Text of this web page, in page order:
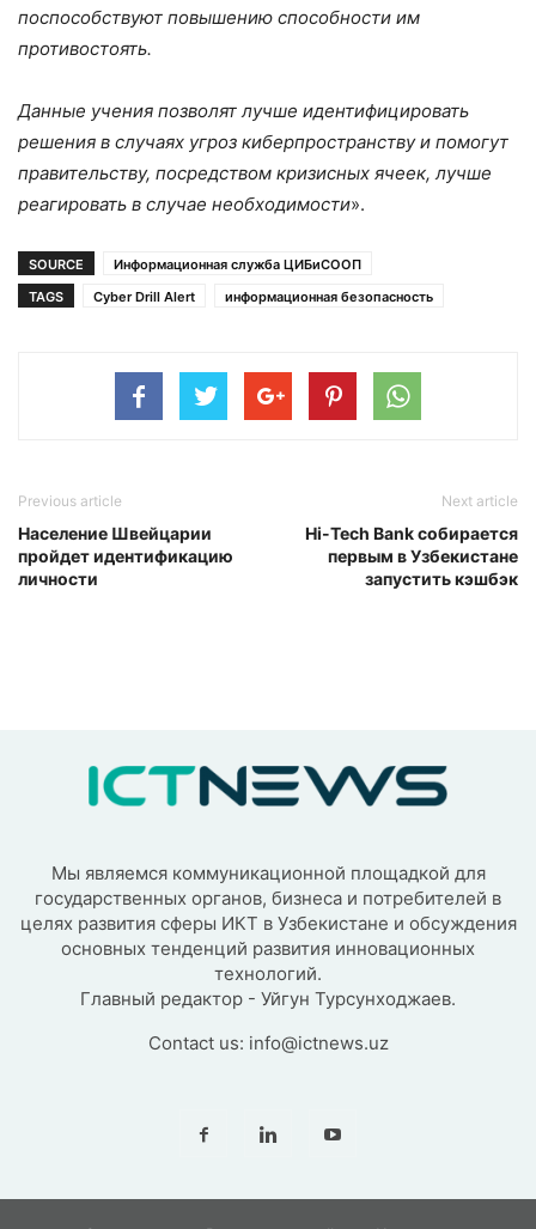
поспособствуют повышению способности им
противостоять.
Данные учения позволят лучше идентифицировать
решения в случаях угроз киберпространству и помогут
правительству, посредством кризисных ячеек, лучше
реагировать в случае необходимости».
SOURCE
Информационная служба ЦИБиСООП
TAGS
Cyber Drill Alert информационная безопасность
Previous article
Население Швейцарии
пройдет идентификацию
личности
Next article
Hi-Tech Bank собирается
первым в Узбекистане
запустить кэшбэк
Мы являемся коммуникационной площадкой для
государственных органов, бизнеса и потребителей в
целях развития сферы ИКТ в Узбекистане и обсуждения
основных тенденций развития инновационных
технологий.
Главный редактор - Уйгун Турсунходжаев.
Contact us: info@ictnews.uz